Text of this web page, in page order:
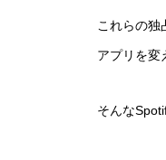
これらの独
アプリを変
そんな